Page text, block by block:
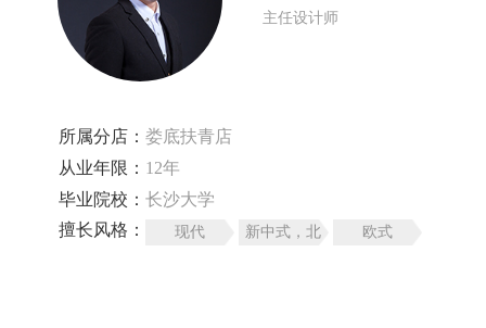
主任设计师
所属分店： 娄底扶青店
从业年限： 12年
毕业院校： 长沙大学
擅长风格：
现代
新中式，北
欧式